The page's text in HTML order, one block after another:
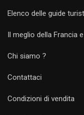
Elenco delle guide
Il meglio della Francia
Chi siamo ?
Contattaci
Condizioni di vendita